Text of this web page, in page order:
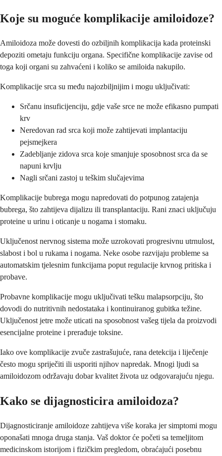
Koje su moguće komplikacije amiloidoze?
Amiloidoza može dovesti do ozbiljnih komplikacija kada proteinski
depoziti ometaju funkciju organa. Specifične komplikacije zavise od
toga koji organi su zahvaćeni i koliko se amiloida nakupilo.
Komplikacije srca su među najozbiljnijim i mogu uključivati:
Srčanu insuficijenciju, gdje vaše srce ne može efikasno pumpati
krv
Neredovan rad srca koji može zahtijevati implantaciju
pejsmejkera
Zadebljanje zidova srca koje smanjuje sposobnost srca da se
napuni krvlju
Nagli srčani zastoj u teškim slučajevima
Komplikacije bubrega mogu napredovati do potpunog zatajenja
bubrega, što zahtijeva dijalizu ili transplantaciju. Rani znaci uključuju
proteine u urinu i oticanje u nogama i stomaku.
Uključenost nervnog sistema može uzrokovati progresivnu utrnulost,
slabost i bol u rukama i nogama. Neke osobe razvijaju probleme sa
automatskim tjelesnim funkcijama poput regulacije krvnog pritiska i
probave.
Probavne komplikacije mogu uključivati tešku malapsorpciju, što
dovodi do nutritivnih nedostataka i kontinuiranog gubitka težine.
Uključenost jetre može uticati na sposobnost vašeg tijela da proizvodi
esencijalne proteine i prerađuje toksine.
Iako ove komplikacije zvuče zastrašujuće, rana detekcija i liječenje
često mogu spriječiti ili usporiti njihov napredak. Mnogi ljudi sa
amiloidozom održavaju dobar kvalitet života uz odgovarajuću njegu.
Kako se dijagnosticira amiloidoza?
Dijagnosticiranje amiloidoze zahtijeva više koraka jer simptomi mogu
oponašati mnoga druga stanja. Vaš doktor će početi sa temeljitom
medicinskom istorijom i fizičkim pregledom, obraćajući posebnu